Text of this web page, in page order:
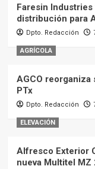
Faresin
distribución para
Dpto. Redacción
AGRÍCOLA
AGCO reorganiza
PTx
Dpto. Redacción
ELEVACIÓN
Alfresco Exterior
nueva Multitel MZ